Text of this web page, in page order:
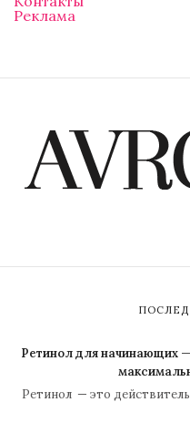
Реклама
Ретинол для начинающих
Ретинол — это